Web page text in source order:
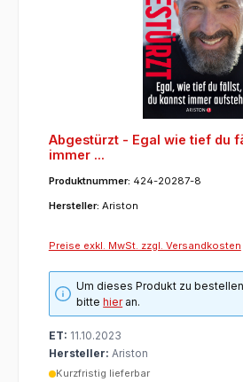
Abgestürzt - Egal wie tief du
immer ...
Produktnummer: 424-20287-8
Hersteller: Ariston
Preise exkl. MwSt. zzgl. Versandkosten
Um dieses Produkt zu
bittehieran.
ET: 11.10.2023
Hersteller: Ariston
Kurzfristig lieferbar